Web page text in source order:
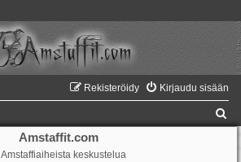
Kirjaudu sisään
Rekisteröidy
Amstaffit.com
Amstaffiaiheista keskustelua